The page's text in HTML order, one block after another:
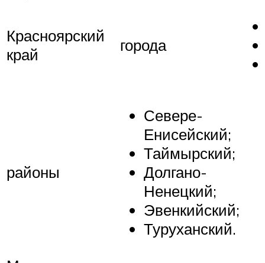
Красноярский
край
города
районы
Севере-
Енисейский;
Таймырский;
Долгано-
Ненецкий;
Эвенкийский;
Туруханский.